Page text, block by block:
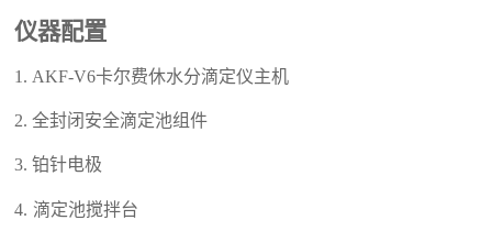
仪器配置
1. AKF-V6卡尔费休水分滴定仪主机
2.全封闭安全滴定池组件
3. 铂针电极
4. 滴定池搅拌台